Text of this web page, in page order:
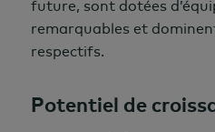
future, sont dotées
remarquables et
respectifs.
Potentiel de